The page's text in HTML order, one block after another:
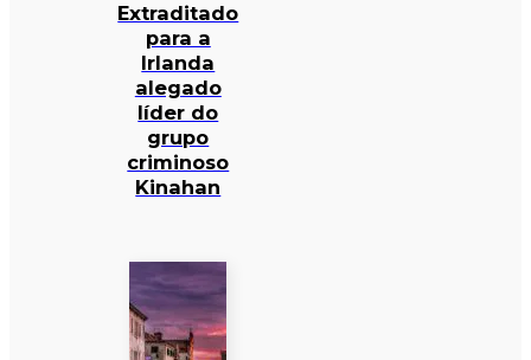
Extraditado
para a
Irlanda
alegado
líder do
grupo
criminoso
Kinahan